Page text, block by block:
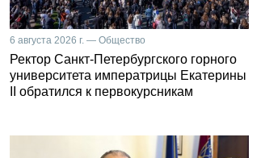
6 августа 2026 г. — Общество
Ректор Санкт-Петербургского горного
университета императрицы Екатерины
II обратился к первокурсникам